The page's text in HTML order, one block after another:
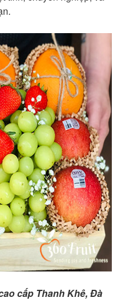
cấp Thanh Khê, Đà